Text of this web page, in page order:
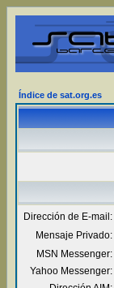
Índice de sat.org.es
Dirección de E-mail:
Mensaje Privado:
MSN Messenger:
Yahoo Messenger: